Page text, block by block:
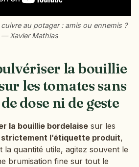
au potager : amis ou ennemis ?
— Xavier Mathias
la bouillie
les tomates sans
dose ni de geste
la bouillie bordelaise sur les
strictement l’étiquette produit,
la quantité utile, agitez souvent le
brumisation fine sur tout le